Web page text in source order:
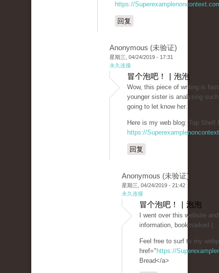
https://
回复
Anonymous (未验证)
星期三, 04/24/2019 - 17:31
永久连接
冒个泡吧！ | 泡泡
Wow, this piece of writing is
younger sister is analyzing
going to let know her.
Here is my web blog: Top Shelf
https://
回复
Anonymous (未验证)
星期三, 04/24/2019 - 21:42
永久连接
冒个泡吧！ | 泡泡
I went over this website
information, bookmarked (:.
Feel free to surf to my
href=" https://
Bread</a>